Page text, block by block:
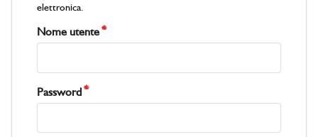
elettronica.
Nome utente
Password